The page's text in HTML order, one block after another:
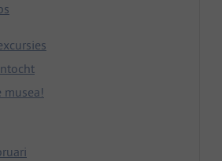
musea!